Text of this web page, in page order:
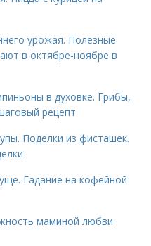
урожая. Полезные
в октябре-ноябре в
в духовке. Грибы,
рецепт
Поделки из фисташек.
Гадание на кофейной
маминой любви